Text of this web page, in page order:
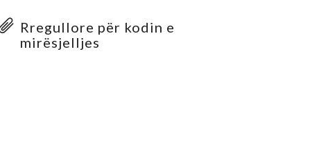
Rregullore për kodin e
mirësjelljes